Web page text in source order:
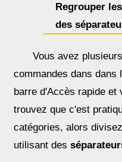
Regrouper
des
Vous avez
commandes dans dans
barre d'Accès rapide et
trouvez que c'est
catégories, alors
utilisant des